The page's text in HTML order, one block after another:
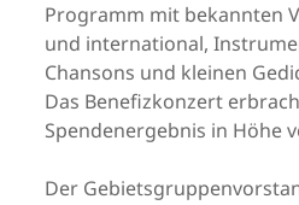
Programm mit bekannten
und international,
Chansons und kleinen
Das Benefizkonzert
Spendenergebnis in Höhe
Der